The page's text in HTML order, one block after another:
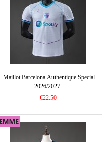
Maillot Barcelona Authentique Special
2026/2027
€22.50